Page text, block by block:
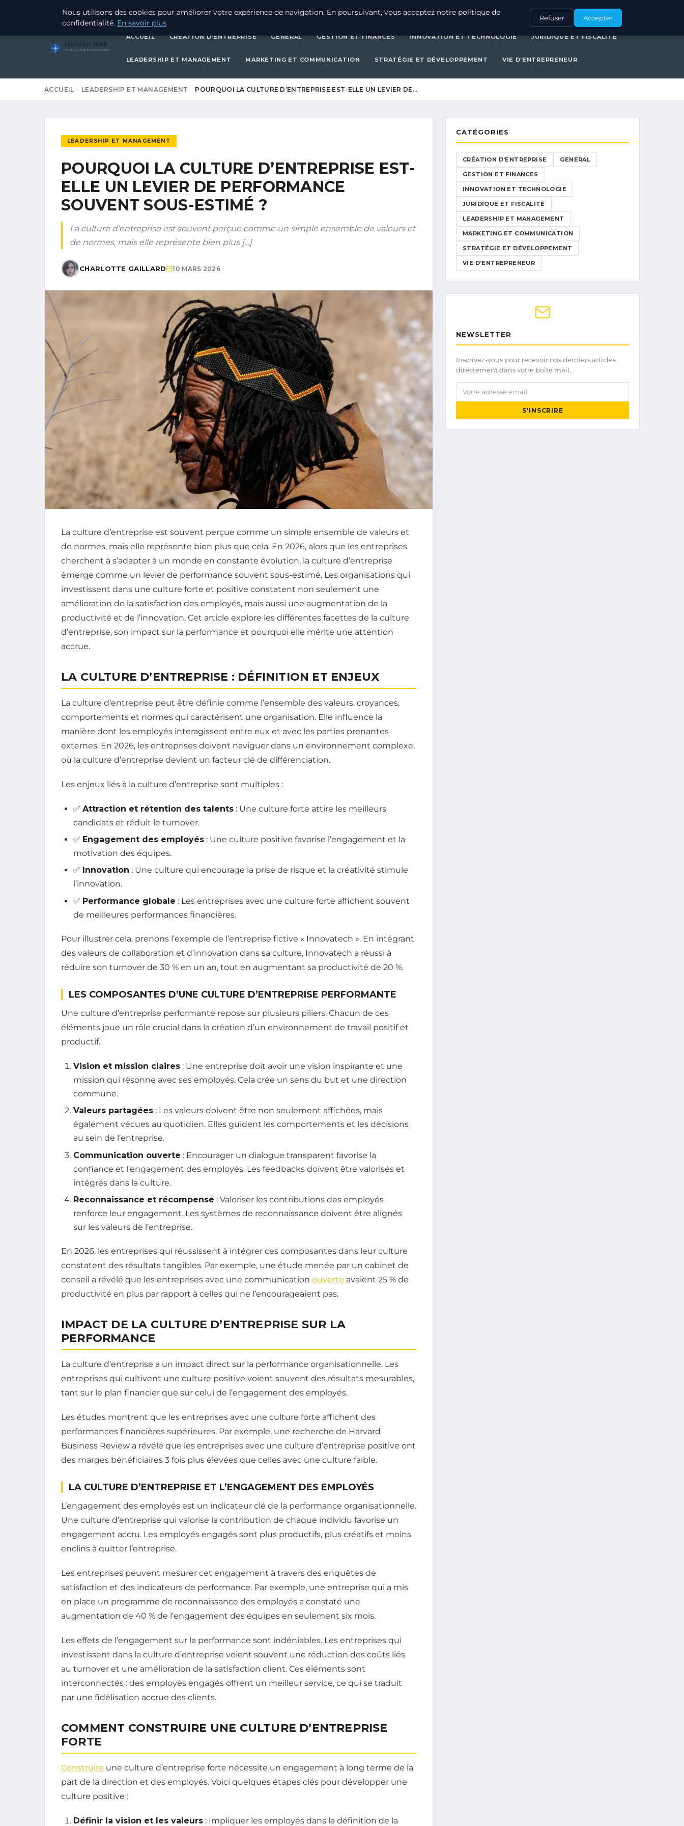
10 MARS 2026 CRÉATION D’ENTREPRISE GENERALGESTION ET FINANCESINNOVATION ET TECHNOLOGIE
Miridan Web
Solutions Web Professionnelles
ACCUEIL CRÉATION D’ENTREPRISE GENERAL GESTION ET FINANCES INNOVATION ET TECHNOLOGIE JURIDIQUE ET FISCALITÉ
LEADERSHIP ET MANAGEMENT MARKETING ET COMMUNICATION STRATÉGIE ET DÉVELOPPEMENT VIE D’ENTREPRENEUR
ACCUEIL LEADERSHIP ET MANAGEMENT POURQUOI LA CULTURE D’ENTREPRISE EST-ELLE UN LEVIER DE…
LEADERSHIP ET MANAGEMENT
POURQUOI LA CULTURE D’ENTREPRISE EST-
ELLE UN LEVIER DE PERFORMANCE
SOUVENT SOUS-ESTIMÉ ?
La culture d’entreprise est souvent perçue comme un simple ensemble de valeurs et
de normes, mais elle représente bien plus […]
CHARLOTTE GAILLARD 10 MARS 2026
La culture d’entreprise est souvent perçue comme un simple ensemble de valeurs et
de normes, mais elle représente bien plus que cela. En 2026, alors que les entreprises
cherchent à s’adapter à un monde en constante évolution, la culture d’entreprise
émerge comme un levier de performance souvent sous-estimé. Les organisations qui
investissent dans une culture forte et positive constatent non seulement une
amélioration de la satisfaction des employés, mais aussi une augmentation de la
productivité et de l’innovation. Cet article explore les différentes facettes de la culture
d’entreprise, son impact sur la performance et pourquoi elle mérite une attention
accrue.
LA CULTURE D’ENTREPRISE : DÉFINITION ET ENJEUX
La culture d’entreprise peut être définie comme l’ensemble des valeurs, croyances,
comportements et normes qui caractérisent une organisation. Elle influence la
manière dont les employés interagissent entre eux et avec les parties prenantes
externes. En 2026, les entreprises doivent naviguer dans un environnement complexe,
où la culture d’entreprise devient un facteur clé de différenciation.
Les enjeux liés à la culture d’entreprise sont multiples :
✅ Attraction et rétention des talents : Une culture forte attire les meilleurs
candidats et réduit le turnover.
✅ Engagement des employés : Une culture positive favorise l’engagement et la
motivation des équipes.
✅ Innovation : Une culture qui encourage la prise de risque et la créativité stimule
l’innovation.
✅ Performance globale : Les entreprises avec une culture forte affichent souvent
de meilleures performances financières.
Pour illustrer cela, prenons l’exemple de l’entreprise fictive « Innovatech ». En intégrant
des valeurs de collaboration et d’innovation dans sa culture, Innovatech a réussi à
réduire son turnover de 30 % en un an, tout en augmentant sa productivité de 20 %.
LES COMPOSANTES D’UNE CULTURE D’ENTREPRISE PERFORMANTE
Une culture d’entreprise performante repose sur plusieurs piliers. Chacun de ces
éléments joue un rôle crucial dans la création d’un environnement de travail positif et
productif.
Vision et mission claires : Une entreprise doit avoir une vision inspirante et une
mission qui résonne avec ses employés. Cela crée un sens du but et une direction
commune.
Valeurs partagées : Les valeurs doivent être non seulement affichées, mais
également vécues au quotidien. Elles guident les comportements et les décisions
au sein de l’entreprise.
Communication ouverte : Encourager un dialogue transparent favorise la
confiance et l’engagement des employés. Les feedbacks doivent être valorisés et
intégrés dans la culture.
Reconnaissance et récompense : Valoriser les contributions des employés
renforce leur engagement. Les systèmes de reconnaissance doivent être alignés
sur les valeurs de l’entreprise.
En 2026, les entreprises qui réussissent à intégrer ces composantes dans leur culture
constatent des résultats tangibles. Par exemple, une étude menée par un cabinet de
conseil a révélé que les entreprises avec une communication ouverte avaient 25 % de
productivité en plus par rapport à celles qui ne l’encourageaient pas.
IMPACT DE LA CULTURE D’ENTREPRISE SUR LA
PERFORMANCE
La culture d’entreprise a un impact direct sur la performance organisationnelle. Les
entreprises qui cultivent une culture positive voient souvent des résultats mesurables,
tant sur le plan financier que sur celui de l’engagement des employés.
Les études montrent que les entreprises avec une culture forte affichent des
performances financières supérieures. Par exemple, une recherche de Harvard
Business Review a révélé que les entreprises avec une culture d’entreprise positive ont
des marges bénéficiaires 3 fois plus élevées que celles avec une culture faible.
LA CULTURE D’ENTREPRISE ET L’ENGAGEMENT DES EMPLOYÉS
L’engagement des employés est un indicateur clé de la performance organisationnelle.
Une culture d’entreprise qui valorise la contribution de chaque individu favorise un
engagement accru. Les employés engagés sont plus productifs, plus créatifs et moins
enclins à quitter l’entreprise.
Les entreprises peuvent mesurer cet engagement à travers des enquêtes de
satisfaction et des indicateurs de performance. Par exemple, une entreprise qui a mis
en place un programme de reconnaissance des employés a constaté une
augmentation de 40 % de l’engagement des équipes en seulement six mois.
Les effets de l’engagement sur la performance sont indéniables. Les entreprises qui
investissent dans la culture d’entreprise voient souvent une réduction des coûts liés
au turnover et une amélioration de la satisfaction client. Ces éléments sont
interconnectés : des employés engagés offrent un meilleur service, ce qui se traduit
par une fidélisation accrue des clients.
COMMENT CONSTRUIRE UNE CULTURE D’ENTREPRISE
FORTE
Construire une culture d’entreprise forte nécessite un engagement à long terme de la
part de la direction et des employés. Voici quelques étapes clés pour développer une
culture positive :
Définir la vision et les valeurs : Impliquer les employés dans la définition de la
CATÉGORIES
CRÉATION D’ENTREPRISE GENERAL
GESTION ET FINANCES
INNOVATION ET TECHNOLOGIE
JURIDIQUE ET FISCALITÉ
LEADERSHIP ET MANAGEMENT
MARKETING ET COMMUNICATION
STRATÉGIE ET DÉVELOPPEMENT
VIE D’ENTREPRENEUR
NEWSLETTER
Inscrivez-vous pour recevoir nos derniers articles
directement dans votre boîte mail.
Votre adresse email
S'INSCRIRE
Nous utilisons des cookies pour améliorer votre expérience de navigation. En poursuivant, vous acceptez notre politique de
confidentialité. En savoir plus
Refuser Accepter